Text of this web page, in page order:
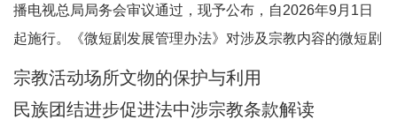
播电视总局局务会审议通过，现予公布，自2026年9月1日
起施行。《微短剧发展管理办法》对涉及宗教内容的微短剧
作出规定。其中，第五条规定，一类微短剧是指投资额度较
民族、宗教、司法、公安等内容的特殊题材的微短
宗教活动场所文物的保护与利用
民族团结进步促进法中涉宗教条款解读